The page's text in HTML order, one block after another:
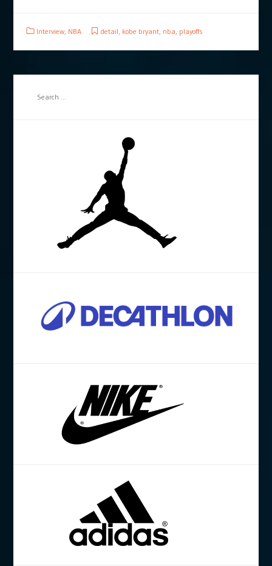
Interview, NBA detail kobe bryant, nba playoffs